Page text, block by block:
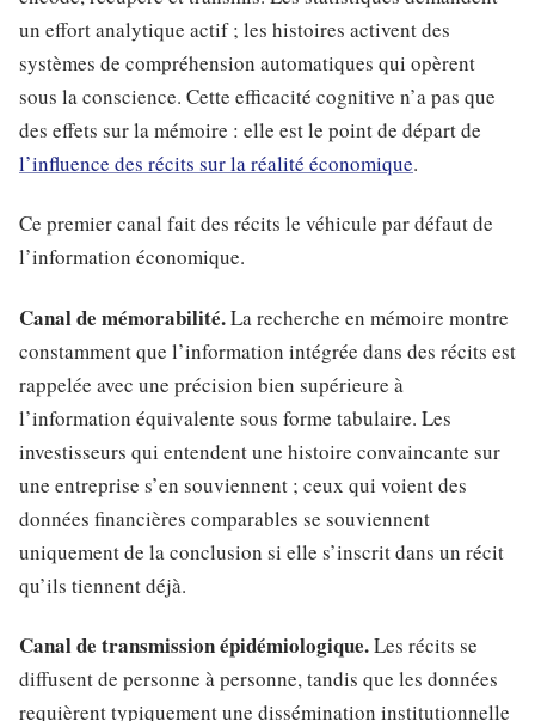
un effort analytique actif ; les histoires activent des
systèmes de compréhension automatiques qui opèrent
sous la conscience. Cette efficacité cognitive n’a pas que
des effets sur la mémoire : elle est le point de départ de
l’influence des récits sur la réalité économique.
Ce premier canal fait des récits le véhicule par défaut de
l’information économique.
Canal de mémorabilité.La recherche en mémoire montre
constamment que l’information intégrée dans des récits est
rappelée avec une précision bien supérieure à
l’information équivalente sous forme tabulaire. Les
investisseurs qui entendent une histoire convaincante sur
une entreprise s’en souviennent ; ceux qui voient des
données financières comparables se souviennent
uniquement de la conclusion si elle s’inscrit dans un récit
qu’ils tiennent déjà.
Canal de transmission épidémiologique.Les récits se
diffusent de personne à personne, tandis que les données
requièrent typiquement une dissémination institutionnelle